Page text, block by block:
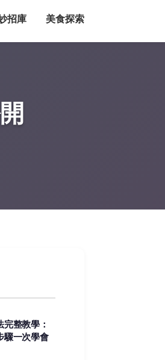
招庫 美食探索
整教學：
驟一次學會